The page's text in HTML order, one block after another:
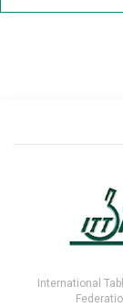
International